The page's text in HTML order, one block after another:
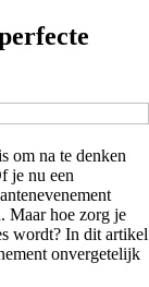
om na te denken
je nu een
Maar hoe zorg je
wordt? In dit artikel
onvergetelijk